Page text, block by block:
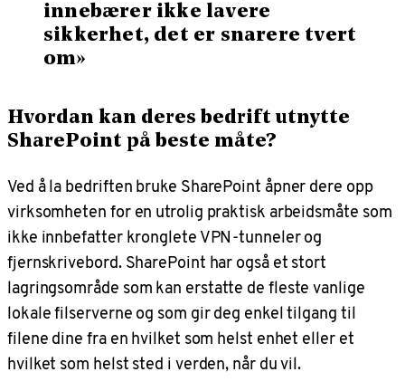
innebærer ikke lavere
sikkerhet, det er snarere tvert
om»
Hvordan kan deres bedrift utnytte
SharePoint på beste måte?
Ved å la bedriften bruke SharePoint åpner dere opp
virksomheten for en utrolig praktisk arbeidsmåte som
ikke innbefatter kronglete VPN-tunneler og
fjernskrivebord. SharePoint har også et stort
lagringsområde som kan erstatte de fleste vanlige
lokale filserverne og som gir deg enkel tilgang til
filene dine fra en hvilket som helst enhet eller et
hvilket som helst sted i verden, når du vil.